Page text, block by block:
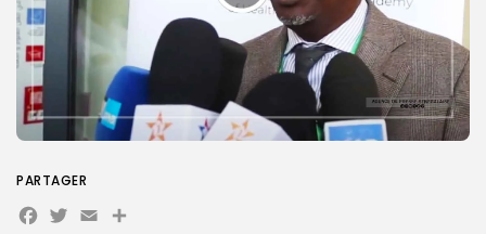
for:
FR
PARTAGER
Facebook
Twitter
EmailPartager